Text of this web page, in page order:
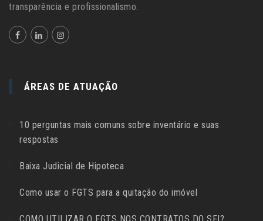
transparência e profissionalismo.
ÁREAS DE ATUAÇÃO
10 perguntas mais comuns sobre inventário e suas
respostas
Baixa Judicial de Hipoteca
Como usar o FGTS para a quitação do imóvel